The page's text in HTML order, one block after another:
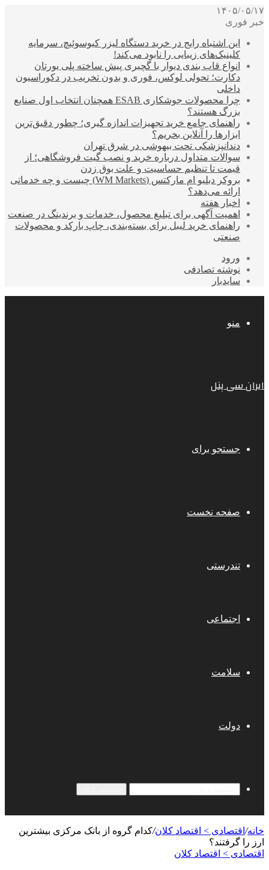
۱۴۰۵/۰۵/۱۷
خبر فوری
این اشتباه رایج در خرید دستگاه لیزر کیوسوئیچ، سرمایه
کلینیک‌های زیبایی را نابود می‌کند!
انواع قاب بندی دیوار با گچبری پیش ساخته پلی یورتان
دکارت؛ تحولی لوکس، فوری و بدون تخریب در دکوراسیون
داخلی
چرا محصولات جوشکاری ESAB همچنان انتخاب اول صنایع
بزرگ هستند؟
راهنمای جامع خرید تجهیزات اندازه گیری؛ چطور دقیق‌ترین
ابزارها را آنلاین بخریم؟
دندانپزشکی تحت بیهوشی در شرق تهران
سوالات متداول درباره خرید و نصب گیت فروشگاهی؛ از
قیمت تا تنظیم حساسیت و علت بوق زدن
بروکر دبلیو ام مارکتس (WM Markets) چیست و چه خدماتی
ارائه می‌دهد؟
اخبار هفته
اهمیت آگهی برای تبلیغ محصول، خدمات و برندینگ در صنعت
راهنمای خرید لیبل برای بسته‌بندی، چاپ بارکد و محصولات
صنعتی
ورود
نوشته تصادفی
سایدبار
منو
ایران سی پنل
جستجو برای
صفحه نخست
تندرستی
اجتماعی
سلامت
دولت
خانه/ اقتصادی > اقتصاد کلان/کدام گروه از بانک مرکزی بیشترین
ارز را گرفتند؟
اقتصادی > اقتصاد کلان